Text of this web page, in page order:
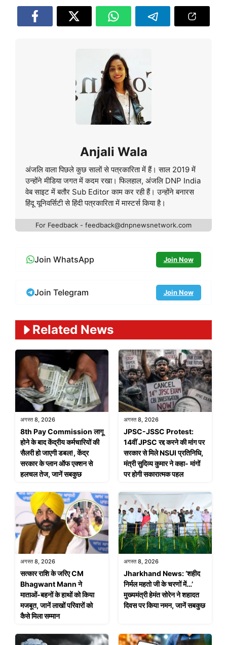
Anjali Wala
अंजलि वाला पिछले कुछ सालों से पत्रकारिता में हैं। साल 2019 में
उन्होंने मीडिया जगत में कदम रखा। फिलहाल, अंजलि DNP India
वेब साइट में बतौर Sub Editor काम कर रही हैं। उन्होंने बनारस
हिंदू यूनिवर्सिटी से हिंदी पत्रकारिता में मास्टर्स किया है।
For Feedback - feedback@dnpnewsnetwork.com
Join WhatsApp Join Now
Join Telegram Join Now
Related News
अगस्त 8, 2026
8th Pay Commission लागू
होने के बाद केंद्रीय कर्मचारियों की
सैलरी हो जाएगी डबल!, केंद्र
सरकार के प्लान ऑफ एक्शन से
हलचल तेज, जानें सबकुछ
अगस्त 8, 2026
JPSC-JSSC Protest:
14वीं JPSC रद्द करने की मांग पर
सरकार से मिले NSUI प्रतिनिधि,
मंत्री सुदिव्य कुमार ने कहा- मांगों
पर होगी सकारात्मक पहल
अगस्त 8, 2026
सत्कार राशि के जरिए CM
Bhagwant Mann ने
माताओं-बहनों के हाथों को किया
मजबूत, जानें लाखों परिवारों को
कैसे मिला सम्मान
अगस्त 8, 2026
Jharkhand News: ‘शहीद
निर्मल महतो जी के चरणों में…’
मुख्यमंत्री हेमंत सोरेन ने शहादत
दिवस पर किया नमन, जानें सबकुछ